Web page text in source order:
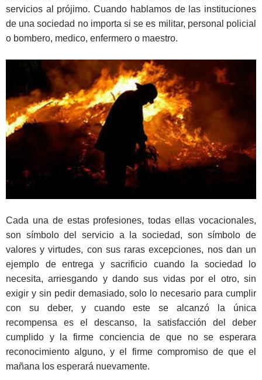
servicios al prójimo. Cuando hablamos de las instituciones
de una sociedad no importa si se es militar, personal policial
o bombero, medico, enfermero o maestro.
Cada una de estas profesiones, todas ellas vocacionales,
son símbolo del servicio a la sociedad, son símbolo de
valores y virtudes, con sus raras excepciones, nos dan un
ejemplo de entrega y sacrificio cuando la sociedad lo
necesita, arriesgando y dando sus vidas por el otro, sin
exigir y sin pedir demasiado, solo lo necesario para cumplir
con su deber, y cuando este se alcanzó la única
recompensa es el descanso, la satisfacción del deber
cumplido y la firme conciencia de que no se esperara
reconocimiento alguno, y el firme compromiso de que el
mañana los esperará nuevamente.